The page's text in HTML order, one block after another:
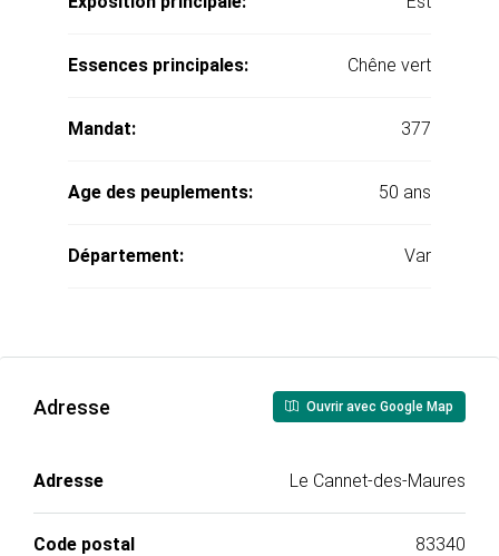
Essences principales: Chêne vert
Mandat: 377
Age des peuplements: 50 ans
Département: Var
Adresse Ouvrir avec Google Map
Adresse Le Cannet-des-Maures
Code postal 83340